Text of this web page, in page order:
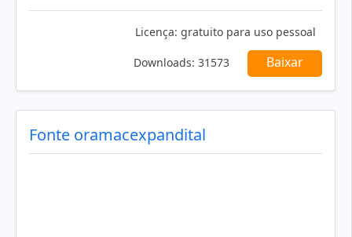
Licença: gratuito para uso pessoal
Downloads: 31573 Baixar
Fonte oramacexpandital